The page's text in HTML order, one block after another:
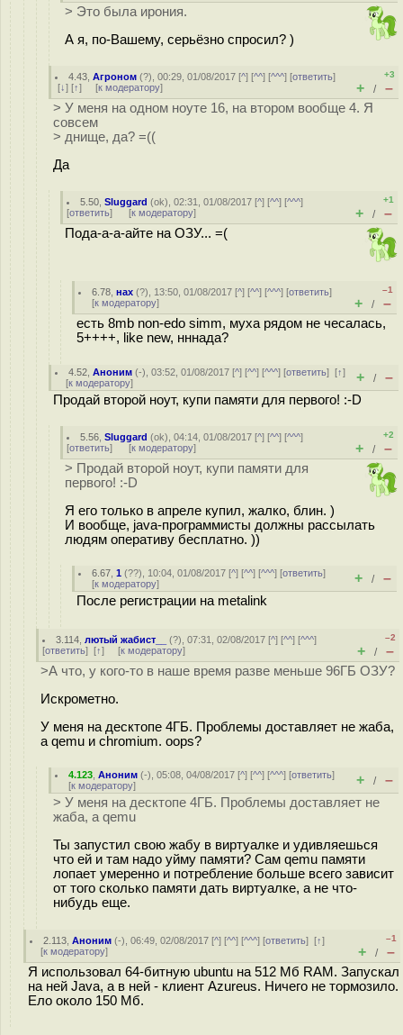
> Это была ирония.
А я, по-Вашему, серьёзно спросил? )
4.43 ,Агроном (?), 00:29, 01/08/2017 [^] [^^] [^^^] [ответить]
[↓] [↑] [к модератору]
+3
+ / –
> У меня на одном ноуте 16, на втором вообще 4. Я
совсем
> днище, да? =((
Да
5.50 ,Sluggard (ok), 02:31, 01/08/2017 [^] [^^] [^^^]
[ответить] [к модератору]
+1
+ / –
Пода-а-а-айте на ОЗУ... =(
6.78 ,нах (?), 13:50, 01/08/2017 [^] [^^] [^^^] [ответить]
[к модератору]
–1
+ / –
есть 8mb non-edo simm, муха рядом не чесалась,
5++++, like new, нннада?
4.52 ,Аноним (-), 03:52, 01/08/2017 [^] [^^] [^^^] [ответить][↑]
[к модератору] + / –
Продай второй ноут, купи памяти для первого! :-D
5.56 ,Sluggard (ok), 04:14, 01/08/2017 [^] [^^] [^^^]
[ответить] [к модератору]
+2
+ / –
> Продай второй ноут, купи памяти для
первого! :-D
Я его только в апреле купил, жалко, блин. )
И вообще, java-программисты должны рассылать
людям оперативу бесплатно. ))
6.67 ,1 (??), 10:04, 01/08/2017 [^] [^^] [^^^] [ответить]
[к модератору] + / –
После регистрации на metalink
3.114 ,лютый жабист__ (?), 07:31, 02/08/2017 [^] [^^] [^^^]
[ответить] [↑] [к модератору]
–2
+ / –
>А что, у кого-то в наше время разве меньше 96ГБ ОЗУ?
Искрометно.
У меня на десктопе 4ГБ. Проблемы доставляет не жаба,
а qemu и chromium. oops?
4.123 ,Аноним (-), 05:08, 04/08/2017 [^] [^^] [^^^] [ответить]
[к модератору] + / –
> У меня на десктопе 4ГБ. Проблемы доставляет не
жаба, а qemu
Ты запустил свою жабу в виртуалке и удивляешься
что ей и там надо уйму памяти? Сам qemu памяти
лопает умеренно и потребление больше всего зависит
от того сколько памяти дать виртуалке, а не что-
нибудь еще.
2.113 ,Аноним (-), 06:49, 02/08/2017 [^] [^^] [^^^] [ответить][↑]
[к модератору]
–1
+ / –
Я использовал 64-битную ubuntu на 512 Мб RAM. Запускал
на ней Java, а в ней - клиент Azureus. Ничего не тормозило.
Ело около 150 Мб.